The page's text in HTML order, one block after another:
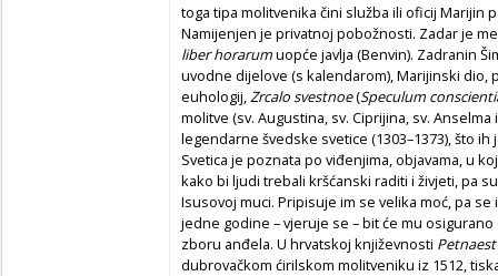
toga tipa molitvenika čini služba ili oficij Marijin
Namijenjen je privatnoj pobožnosti. Zadar je
liber horarumuopće javlja (Benvin). Zadranin
uvodne dijelove (s kalendarom), Marijinski dio,
euhologij,Zrcalo svestnoe(Speculum
molitve (sv. Augustina, sv. Ciprijina, sv.
legendarne švedske svetice (1303–1373), što
Svetica je poznata po viđenjima, objavama, u
kako bi ljudi trebali kršćanski raditi i živjeti, pa
Isusovoj muci. Pripisuje im se velika moć, pa
jedne godine – vjeruje se – bit će mu
zboru anđela. U hrvatskoj književnosti
dubrovačkom ćirilskom molitveniku iz 1512,